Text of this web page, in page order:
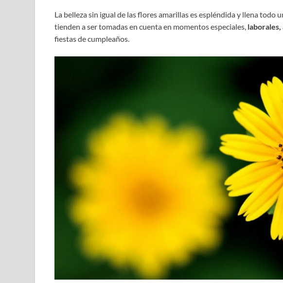
La belleza sin igual de las flores amarillas es espléndida y llena todo
tienden a ser tomadas en cuenta en momentos especiales, laborales,
fiestas de cumpleaños.